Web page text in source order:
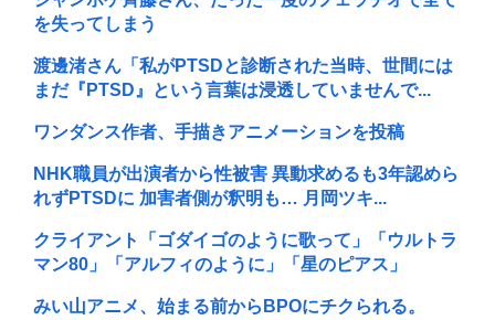
を失ってしまう
渡邊渚さん「私がPTSDと診断された当時、世間には
まだ『PTSD』という言葉は浸透していませんで...
ワンダンス作者、手描きアニメーションを投稿
NHK職員が出演者から性被害 異動求めるも3年認めら
れずPTSDに 加害者側が釈明も… 月岡ツキ...
クライアント「ゴダイゴのように歌って」「ウルトラ
マン80」「アルフィのように」「星のピアス」
みい山アニメ、始まる前からBPOにチクられる。